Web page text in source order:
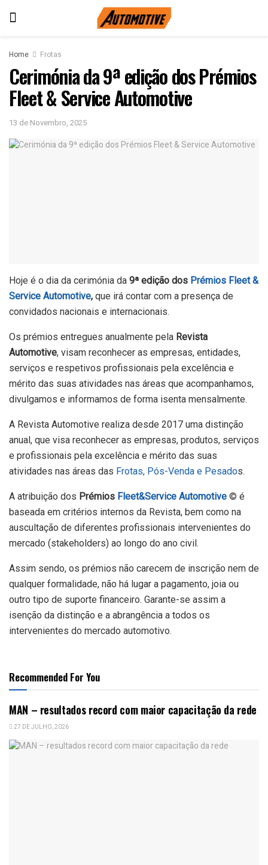
Home Frotas
Cerimónia da 9ª edição dos Prémios
Fleet & Service Automotive
13 de Novembro, 2025
Hoje é o dia da cerimónia da 9ª edição dos Prémios Fleet &
Service Automotive, que irá contar com a presença de
convidados nacionais e internacionais.
Os prémios entregues anualmente pela Revista
Automotive, visam reconhecer as empresas, entidades,
serviços e respetivos profissionais pela excelência e
mérito das suas atividades nas áreas que acompanhamos,
divulgamos e informamos de forma isenta mensalmente.
A Revista Automotive realiza desde 2017 uma distinção
anual, que visa reconhecer as empresas, produtos, serviços
e profissionais pela excelência e mérito das suas
atividades nas áreas das Frotas, Pós-Venda e Pesados.
A atribuição dos Prémios Fleet&Service Automotive © é
baseada em critérios internos da Revista, bem como na
auscultação de diferentes profissionais intervenientes do
mercado (stakeholders) ao longo do ano civil.
Assim sendo, os prémios não carecem de inscrição nem de
qualquer formalidade, não há lugar a pagamento, joia ou
outro tipo de suporte financeiro. Garante-se assim a
isenção da distinção e a abrangência a todos os
intervenientes do mercado automotivo.
Recommended For You
MAN – resultados record com maior capacitação da rede
27 DE JULHO, 2026